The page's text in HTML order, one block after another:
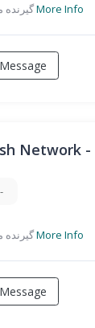
گیرنده ماهوارهMore Info
-
گیرنده ماهوارهMore Info